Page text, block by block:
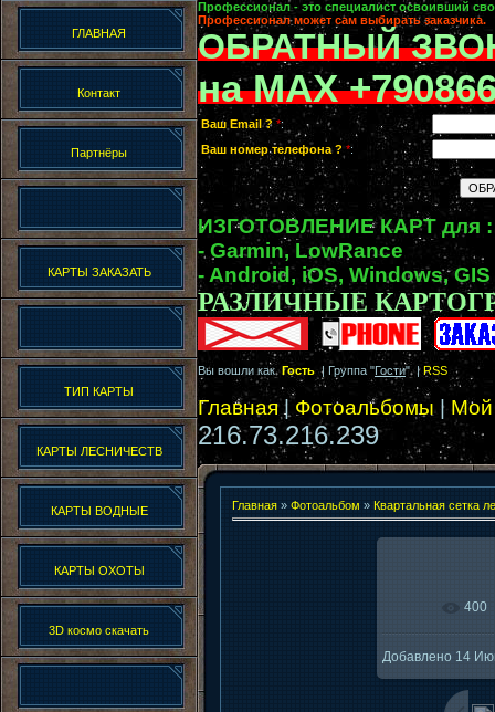
ГЛАВНАЯ
Контакт
Партнёры
КАРТЫ ЗАКАЗАТЬ
ТИП КАРТЫ
КАРТЫ ЛЕСНИЧЕСТВ
КАРТЫ ВОДНЫЕ
КАРТЫ ОХОТЫ
3D космо скачать
Профессионал - это специалист освоивший
Профессионал может сам выбирать заказчика.
ОБРАТНЫЙ
на MAX
Ваш Email ? *:
Ваш номер телефона ? *:
ИЗГОТОВЛЕНИЕ КАРТ для :
- Garmin, LowRance
- Android, iOS, Windows, GIS
РАЗЛИЧНЫЕ
Вы вошли какГость | Группа "Гости" |RSS
Главная| Фотоальбомы| Мой
216.73.216.239
Главная » Фотоальбом » Квартальная сетка
В 400
Добавлено 14